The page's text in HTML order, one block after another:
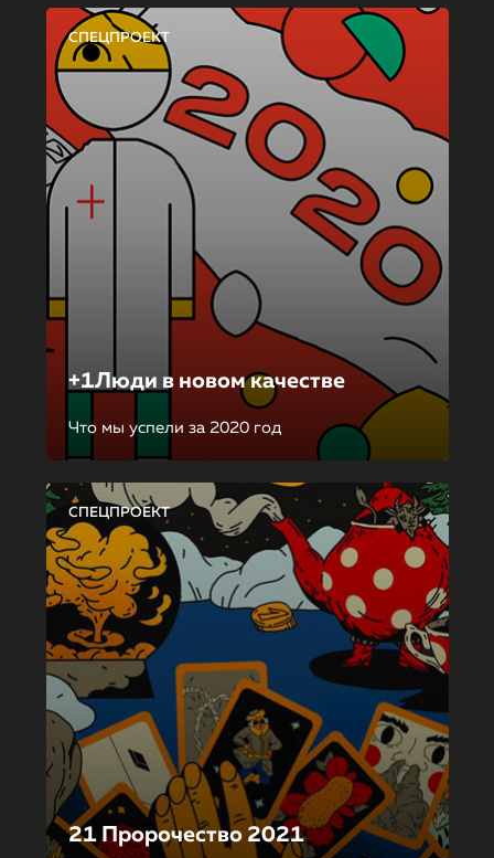
СПЕЦПРОЕКТ
+1Люди в новом качестве
Что мы успели за 2020 год
СПЕЦПРОЕКТ
21 Пророчество 2021